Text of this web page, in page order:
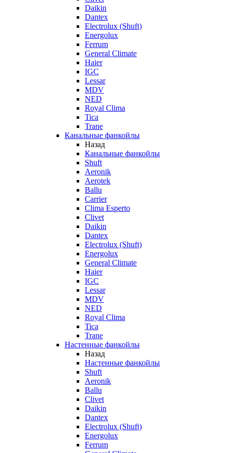
Daikin
Dantex
Electrolux (Shuft)
Energolux
Ferrum
General Climate
Haier
IGC
Lessar
MDV
NED
Royal Clima
Tica
Trane
Канальные фанкойлы
Назад
Канальные фанкойлы
Shuft
Aeronik
Aerotek
Ballu
Carrier
Clima Esperto
Clivet
Daikin
Dantex
Electrolux (Shuft)
Energolux
General Climate
Haier
IGC
Lessar
MDV
NED
Royal Clima
Tica
Trane
Настенные фанкойлы
Назад
Настенные фанкойлы
Shuft
Aeronik
Ballu
Clivet
Daikin
Dantex
Electrolux (Shuft)
Energolux
Ferrum